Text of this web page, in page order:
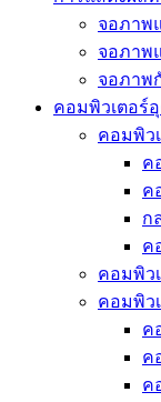
จอภาพ
จอภาพ
จอภาพ
คอมพิวเตอร์
คอมพิว
ค
ค
ก
ค
คอมพิว
คอมพิว
ค
ค
ค